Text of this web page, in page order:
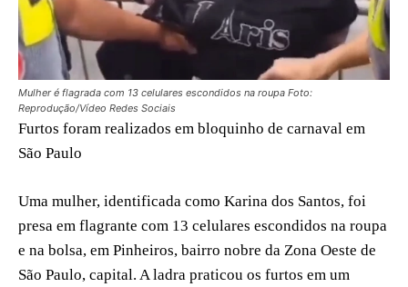
Mulher é flagrada com 13 celulares escondidos na roupa Foto:
Reprodução/Vídeo Redes Sociais
Furtos foram realizados em bloquinho de carnaval em
São Paulo
Uma mulher, identificada como Karina dos Santos, foi
presa em flagrante com 13 celulares escondidos na roupa
e na bolsa, em Pinheiros, bairro nobre da Zona Oeste de
São Paulo, capital. A ladra praticou os furtos em um